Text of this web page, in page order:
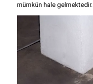
mümkün hale gelmektedir.